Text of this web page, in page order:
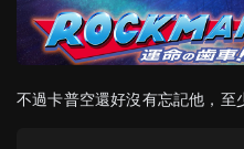
不過卡普空還好沒有忘記他，至